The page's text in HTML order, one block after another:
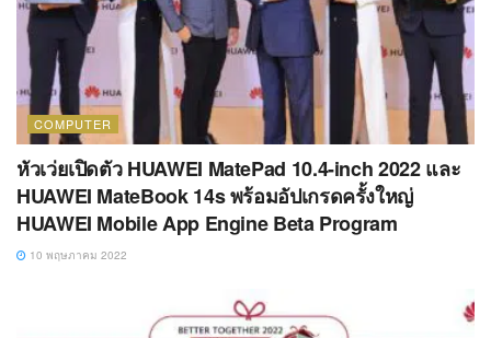
COMPUTER
หัวเว่ยเปิดตัว HUAWEI MatePad 10.4-inch 2022 และ
HUAWEI MateBook 14s พร้อมอัปเกรดครั้งใหญ่
HUAWEI Mobile App Engine Beta Program
10 พฤษภาคม 2022